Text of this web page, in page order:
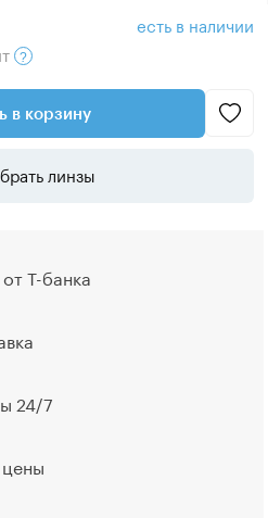
есть в наличии
в корзину
линзы
Т-банка
24/7